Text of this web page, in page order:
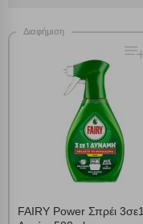
Διαφήμιση
FAIRY Power Σπρέι 3σε1